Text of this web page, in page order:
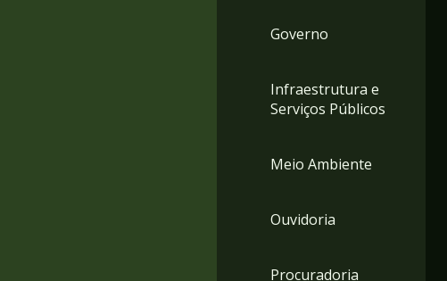
Governo
Infraestrutura e
Serviços Públicos
Meio Ambiente
Ouvidoria
Procuradoria